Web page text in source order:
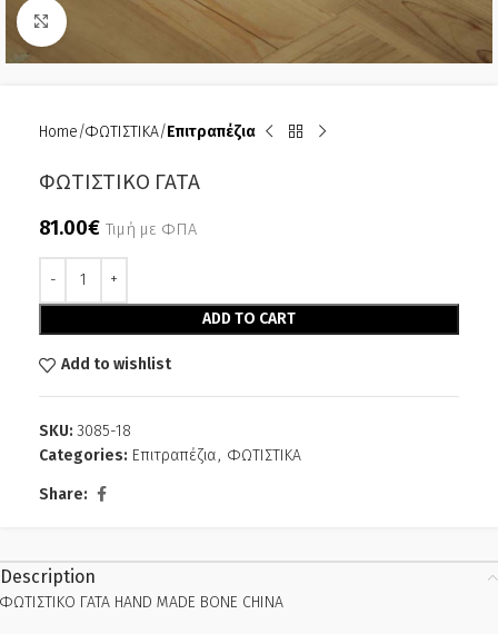
Click to enlarge
Home ΦΩΤΙΣΤΙΚΑ Επιτραπέζια
ΦΩΤΙΣΤΙΚΟ ΓΑΤΑ
81.00€ Τιμή με ΦΠΑ
ADD TO CART
Add to wishlist
SKU: 3085-18
Categories: Επιτραπέζια, ΦΩΤΙΣΤΙΚΑ
Share:
Description
ΦΩΤΙΣΤΙΚΟ ΓΑΤΑ HAND MADE BONE CHINA